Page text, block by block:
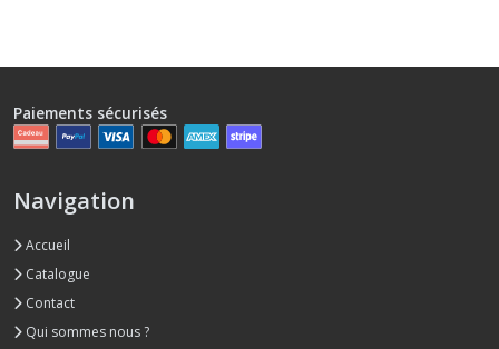
Paiements sécurisés
Navigation
Accueil
Catalogue
Contact
Qui sommes nous ?